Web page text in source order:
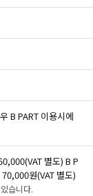
B PART 이용시에
별도) B P
원(VAT 별도)
습니다.